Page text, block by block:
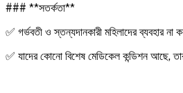
### **সতর্কতা**
✅ গর্ভবতী ও স্তন্যদানকারী মহিলাদের ব্যবহার না
✅ যাদের কোনো বিশেষ মেডিকেল কন্ডিশন আছে,